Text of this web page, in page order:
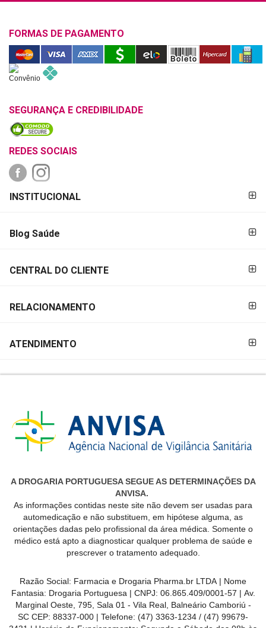
FORMAS DE PAGAMENTO
SEGURANÇA E CREDIBILIDADE
REDES SOCIAIS
PAGAMENTO
INSTITUCIONAL
Blog Saúde
CENTRAL DO CLIENTE
RELACIONAMENTO
ATENDIMENTO
A DROGARIA PORTUGUESA SEGUE AS DETERMINAÇÕES DA
ANVISA.
As informações contidas neste site não devem ser usadas para
automedicação e não substituem, em hipótese alguma, as
orientações dadas pelo profissional da área médica. Somente o
médico está apto a diagnosticar qualquer problema de saúde e
prescrever o tratamento adequado.
Razão Social: Farmacia e Drogaria Pharma.br LTDA | Nome
Fantasia: Drogaria Portuguesa | CNPJ: 06.865.409/0001-57 | Av.
Marginal Oeste, 795, Sala 01 - Vila Real, Balneário Camboriú -
SC CEP: 88337-000 | Telefone: (47) 3363-1234 / (47) 99679-